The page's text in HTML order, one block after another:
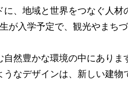
、地域と世界をつなぐ人
が入学予定で、観光やまち
然豊かな環境の中にあり
うなデザインは、新しい建